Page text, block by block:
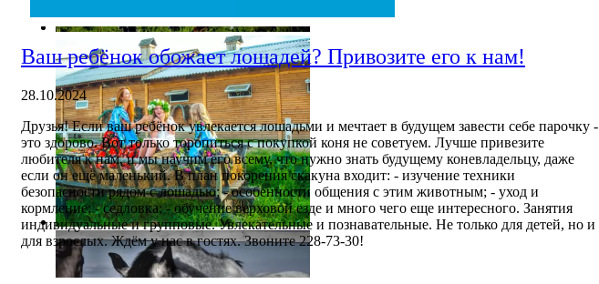
Ваш ребёнок обожает лошадей? Привозите его к нам!
28.10.2024
Друзья! Если ваш ребёнок увлекается лошадьми и мечтает в будущем завести себе парочку -
это здорово. Вот только торопиться с покупкой коня не советуем. Лучше привезите
любителя к нам, и мы научим его всему, что нужно знать будущему коневладельцу, даже
если он ещё маленький. В план покорения скакуна входит: - изучение техники
безопасности рядом с лошадью; - особенности общения с этим животным; - уход и
кормление; - седловка; - обучение верховой езде и много чего еще интересного. Занятия
индивидуальные и групповые. Увлекательные и познавательные. Не только для детей, но и
для взрослых. Ждём у нас в гостях. Звоните 228-73-30!